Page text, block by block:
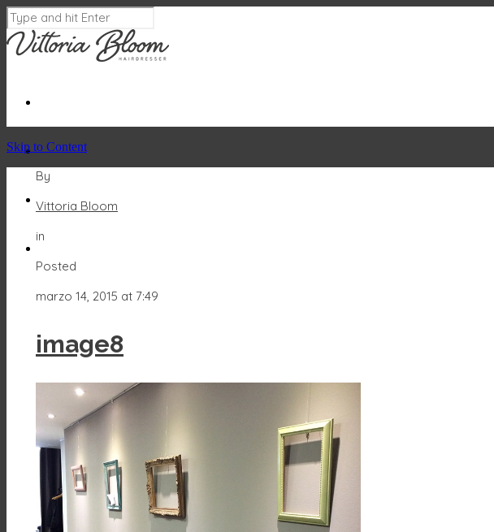
Skip to Content
By
Vittoria Bloom
in
Posted
marzo 14, 2015 at 7:49
image8